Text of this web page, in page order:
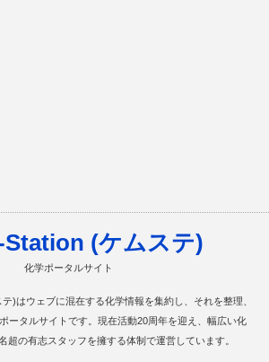
Station (ケムステ)
化学ポータルサイト
)はウェブに混在する化学情報を集約し、それを整理、
ータルサイトです。現在活動20周年を迎え、幅広い化
超の有志スタッフを擁する体制で運営しています。